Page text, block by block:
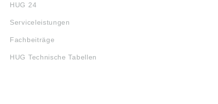
HUG 24
Serviceleistungen
Fachbeiträge
HUG Technische Tabellen